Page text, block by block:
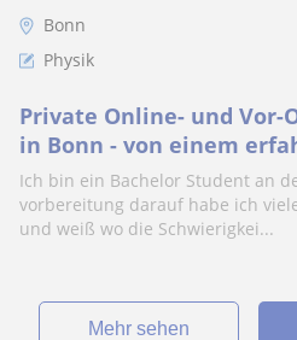
Bonn
Physik
Private Online- und Vor-
in Bonn - von einem
Studenten.
Ich bin ein Bachelor Student an
vorbereitung darauf habe ich
und weiß wo die Schwierigkei...
Mehr sehen